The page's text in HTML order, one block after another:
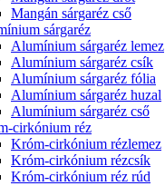
Mangán sárgaréz cső
sárgaréz
Alumínium sárgaréz lemez
Alumínium sárgaréz csík
Alumínium sárgaréz fólia
Alumínium sárgaréz huzal
Alumínium sárgaréz cső
cirkónium réz
Króm-cirkónium rézlemez
Króm-cirkónium rézcsík
Króm-cirkónium réz rúd